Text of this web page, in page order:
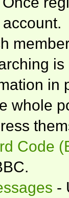
in
whole
Code
-